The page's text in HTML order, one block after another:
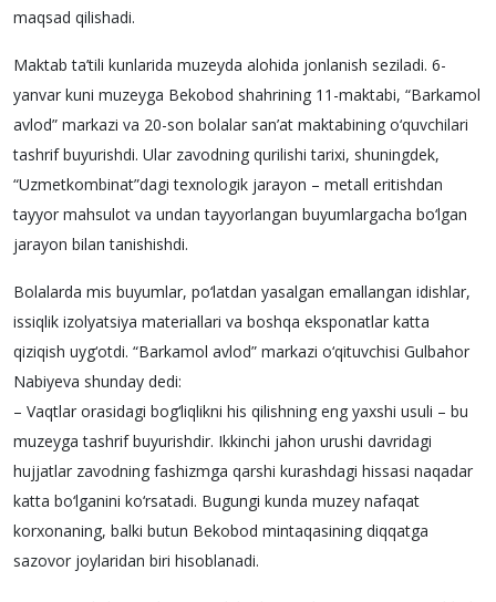
maqsad qilishadi.
Maktab ta’tili kunlarida muzeyda alohida jonlanish seziladi. 6-
yanvar kuni muzeyga Bekobod shahrining 11-maktabi, “Barkamol
avlod” markazi va 20-son bolalar san’at maktabining o‘quvchilari
tashrif buyurishdi. Ular zavodning qurilishi tarixi, shuningdek,
“Uzmetkombinat”dagi texnologik jarayon – metall eritishdan
tayyor mahsulot va undan tayyorlangan buyumlargacha bo‘lgan
jarayon bilan tanishishdi.
Bolalarda mis buyumlar, po‘latdan yasalgan emallangan idishlar,
issiqlik izolyatsiya materiallari va boshqa eksponatlar katta
qiziqish uyg‘otdi. “Barkamol avlod” markazi o‘qituvchisi Gulbahor
Nabiyeva shunday dedi:
– Vaqtlar orasidagi bog‘liqlikni his qilishning eng yaxshi usuli – bu
muzeyga tashrif buyurishdir. Ikkinchi jahon urushi davridagi
hujjatlar zavodning fashizmga qarshi kurashdagi hissasi naqadar
katta bo‘lganini ko‘rsatadi. Bugungi kunda muzey nafaqat
korxonaning, balki butun Bekobod mintaqasining diqqatga
sazovor joylaridan biri hisoblanadi.